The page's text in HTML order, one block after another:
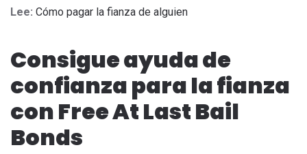
Lee: Cómo pagar la fianza de alguien
Consigue ayuda de
confianza para la fianza
con Free At Last Bail
Bonds